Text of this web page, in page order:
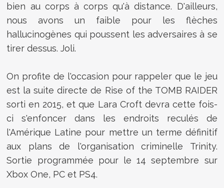
bien au corps à corps qu'à distance. D'ailleurs,
nous avons un faible pour les flèches
hallucinogènes qui poussent les adversaires à se
tirer dessus. Joli.
On profite de l'occasion pour rappeler que le jeu
est la suite directe de Rise of the TOMB RAIDER
sorti en 2015, et que Lara Croft devra cette fois-
ci s'enfoncer dans les endroits reculés de
l'Amérique Latine pour mettre un terme définitif
aux plans de l'organisation criminelle Trinity.
Sortie programmée pour le 14 septembre sur
Xbox One, PC et PS4.